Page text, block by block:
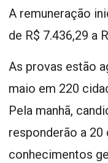
A remuneração
de R$ 7.436,29 a
As provas estão
maio em 220
Pela manhã,
responderão a
conhecimentos